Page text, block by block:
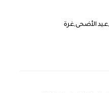
عيد الأضحىغرة